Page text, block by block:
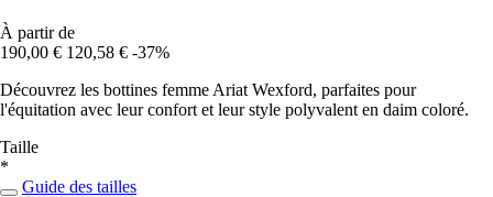
À partir de
190,00 € 120,58 € -37%
Découvrez les bottines femme Ariat Wexford, parfaites pour
l'équitation avec leur confort et leur style polyvalent en daim coloré.
Taille
*
Guide des tailles